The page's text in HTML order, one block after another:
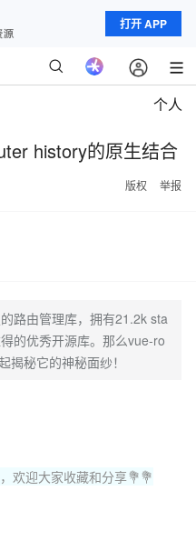
打开 APP
个人
history的原生结合
版权 举报
路由管理库，拥有21.2k sta
的优秀开源库。那么vue-ro
揭秘它的神秘面纱！
欢迎大家收藏和分享💐💐